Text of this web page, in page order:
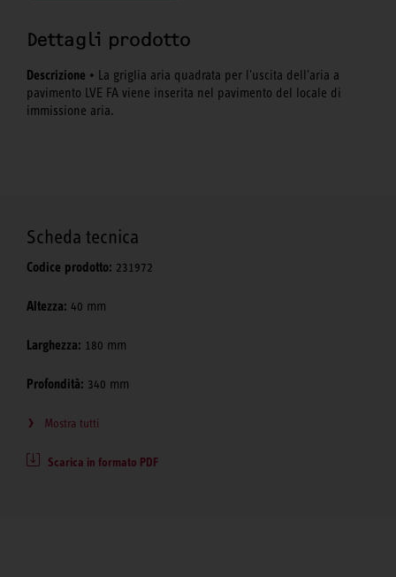
Dettagli prodotto
Descrizione • La griglia aria quadrata per l'uscita dell'aria a
pavimento LVE FA viene inserita nel pavimento del locale di
immissione aria.
Scheda tecnica
Codice prodotto: 231972
Altezza: 40 mm
Larghezza: 180 mm
Profondità: 340 mm
Mostra tutti
Scarica in formato PDF